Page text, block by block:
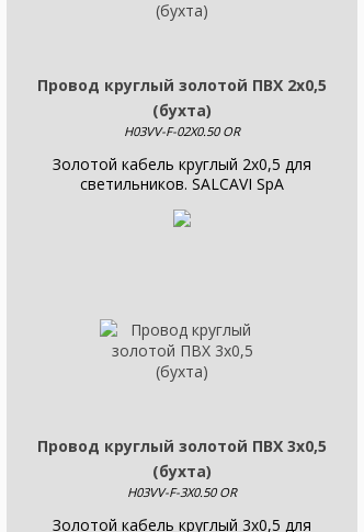
Провод круглый золотой ПВХ 2х0,5
(бухта)
H03VV-F-02X0.50 OR
Золотой кабель круглый 2x0,5 для
светильников. SALCAVI SpA
Провод круглый золотой ПВХ 3х0,5
(бухта)
H03VV-F-3X0.50 OR
Золотой кабель круглый 3x0,5 для